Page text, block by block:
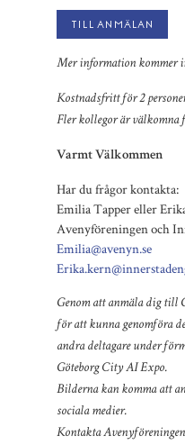
Till anmälan
Mer information kommer
Kostnadsfritt för 2
Fler kollegor är välkomna
Varmt Välkommen
Har du frågor kontakta:
Emilia Tapper eller
Avenyföreningen och
Emilia@avenyn.se
Genom att anmäla dig till
för att kunna genomföra
andra deltagare under
Göteborg City AI Expo.
Bilderna kan komma att
sociala medier.
Kontakta